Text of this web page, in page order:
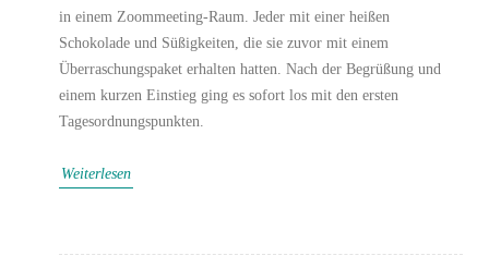
in einem Zoommeeting-Raum. Jeder mit einer heißen
Schokolade und Süßigkeiten, die sie zuvor mit einem
Überraschungspaket erhalten hatten. Nach der Begrüßung und
einem kurzen Einstieg ging es sofort los mit den ersten
Tagesordnungspunkten.
Weiterlesen